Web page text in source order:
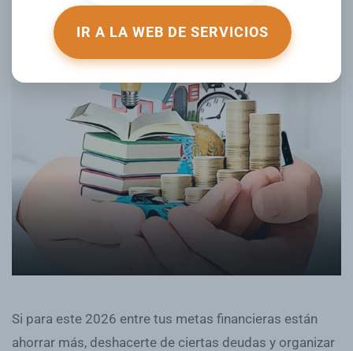
IR A LA WEB DE SERVICIOS
ESCRITO POR LISTINDIARIO.COM EL 06 ENERO 2026
PUBLICADO EN
TU DINERO.
Si para este 2026 entre tus metas financieras están
ahorrar más, deshacerte de ciertas deudas y organizar